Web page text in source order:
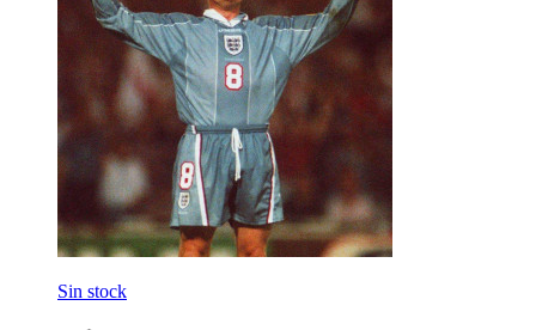
Sin stock